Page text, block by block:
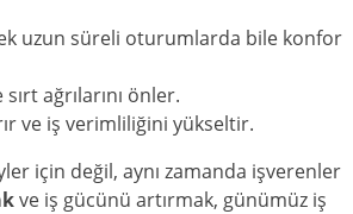
uzun süreli oturumlarda bile konfor
ağrılarını önler.
ve iş verimliliğini yükseltir.
için değil, aynı zamanda işverenler
ve iş gücünü artırmak, günümüz iş